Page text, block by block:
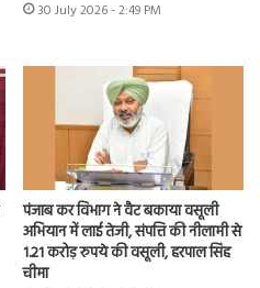
30 July 2026 - 2:49 PM
पंजाब कर विभाग ने वैट बकाया वसूली
अभियान में लाई तेजी, संपत्ति की नीलामी से
1.21 करोड़ रुपये की वसूली, हरपाल सिंह
चीमा